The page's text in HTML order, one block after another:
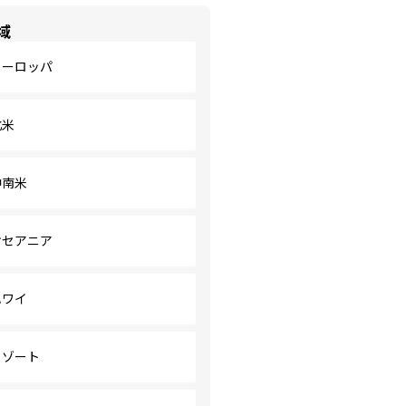
ロッパ
米
アニア
イ
ート